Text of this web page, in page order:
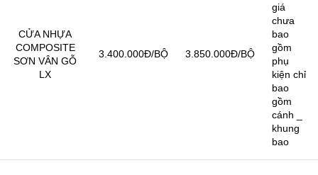
CỬA NHỰA
COMPOSITE
SƠN VÂN GỖ
LX
3.400.000Đ/BỘ 3.850.000Đ/BỘ
giá
chưa
bao
gồm
phụ
kiện chỉ
bao
gồm
cánh _
khung
bao